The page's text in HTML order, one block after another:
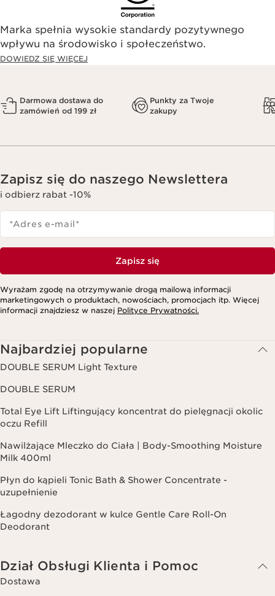
Marka spełnia wysokie standardy pozytywnego
wpływu na środowisko i społeczeństwo.​
DOWIEDZ SIĘ WIĘCEJ
Darmowa dostawa do
zamówień od 199 zł
Punkty za Twoje
zakupy
Zapisz się do naszego Newslettera
i odbierz rabat -10%
*Adres e-mail*
Zapisz się
Wyrażam zgodę na otrzymywanie drogą mailową informacji
marketingowych o produktach, nowościach, promocjach itp. Więcej
informacji znajdziesz w naszej Polityce Prywatności.
Najbardziej popularne
DOUBLE SERUM Light Texture
DOUBLE SERUM
Total Eye Lift Liftingujący koncentrat do pielęgnacji okolic
oczu Refill
Nawilżające Mleczko do Ciała | Body-Smoothing Moisture
Milk 400ml
Płyn do kąpieli Tonic Bath & Shower Concentrate -
uzupełnienie
Łagodny dezodorant w kulce Gentle Care Roll-On
Deodorant
Dział Obsługi Klienta i Pomoc
Dostawa